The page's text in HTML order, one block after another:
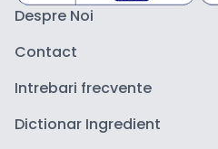
Despre Noi
Contact
Intrebari frecvente
Dictionar Ingredient